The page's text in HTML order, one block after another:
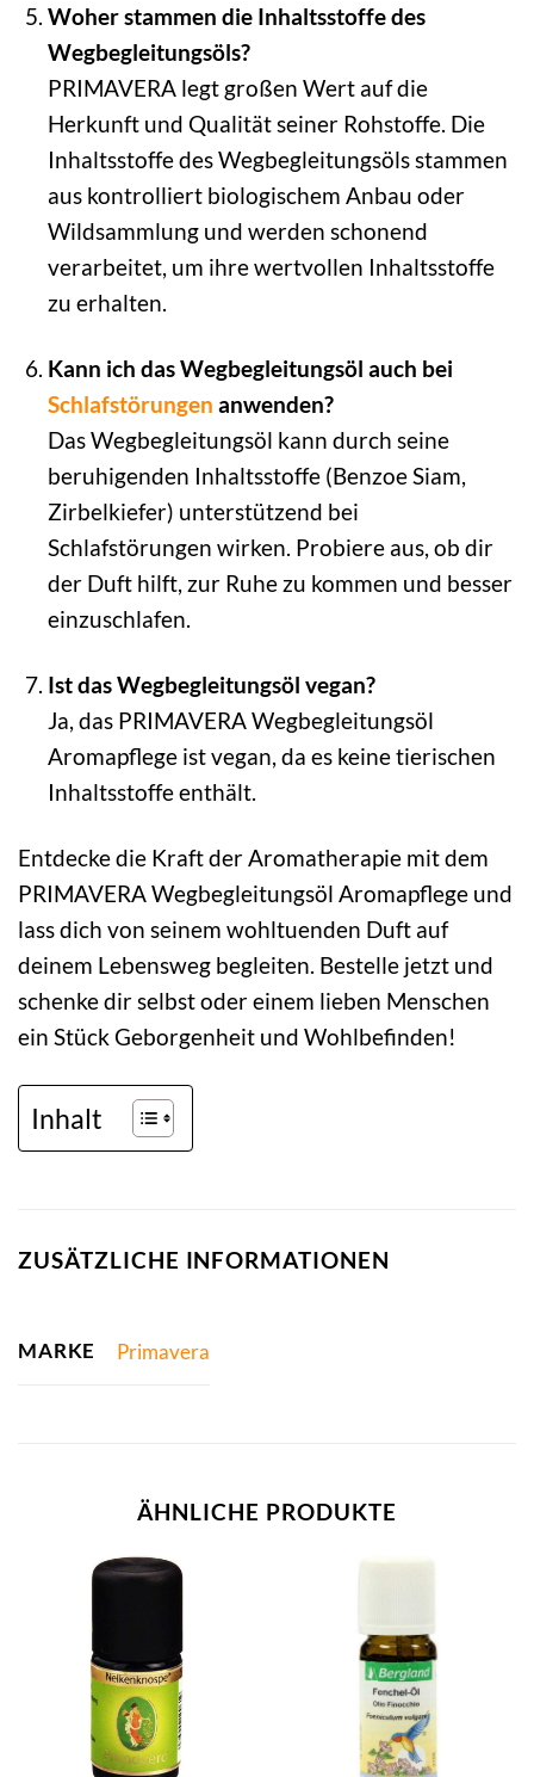
Woher stammen die Inhaltsstoffe des
Wegbegleitungsöls?
PRIMAVERA legt großen Wert auf die
Herkunft und Qualität seiner Rohstoffe. Die
Inhaltsstoffe des Wegbegleitungsöls stammen
aus kontrolliert biologischem Anbau oder
Wildsammlung und werden schonend
verarbeitet, um ihre wertvollen Inhaltsstoffe
zu erhalten.
Kann ich das Wegbegleitungsöl auch bei
Schlafstörungen anwenden?
Das Wegbegleitungsöl kann durch seine
beruhigenden Inhaltsstoffe (Benzoe Siam,
Zirbelkiefer) unterstützend bei
Schlafstörungen wirken. Probiere aus, ob dir
der Duft hilft, zur Ruhe zu kommen und besser
einzuschlafen.
Ist das Wegbegleitungsöl vegan?
Ja, das PRIMAVERA Wegbegleitungsöl
Aromapflege ist vegan, da es keine tierischen
Inhaltsstoffe enthält.
Entdecke die Kraft der Aromatherapie mit dem
PRIMAVERA Wegbegleitungsöl Aromapflege und
lass dich von seinem wohltuenden Duft auf
deinem Lebensweg begleiten. Bestelle jetzt und
schenke dir selbst oder einem lieben Menschen
ein Stück Geborgenheit und Wohlbefinden!
Inhalt
ZUSÄTZLICHE INFORMATIONEN
MARKE Primavera
ÄHNLICHE PRODUKTE